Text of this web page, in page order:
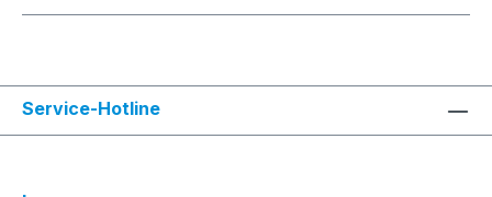
Service-Hotline